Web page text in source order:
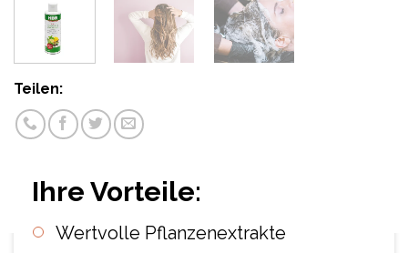
Wertvolle Pflanzenextrakte